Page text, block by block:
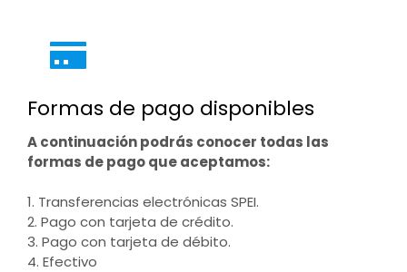
Formas de pago disponibles
A continuación podrás conocer todas las
formas de pago que aceptamos:
1. Transferencias electrónicas SPEI.
2. Pago con tarjeta de crédito.
3. Pago con tarjeta de débito.
4. Efectivo